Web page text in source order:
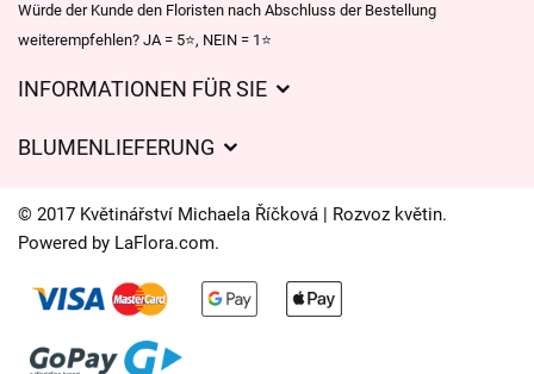
Würde der Kunde den Floristen nach Abschluss der Bestellung
weiterempfehlen? JA = 5⭐, NEIN = 1⭐
INFORMATIONEN FÜR SIE
Lieferzeiten für Blumen – Übersicht der Möglichkeiten
BLUMENLIEFERUNG
Wohin wir Blumen liefern
Kontakt
© 2017 Květinářství Michaela Říčková | Rozvoz květin.
Powered by LaFlora.com.